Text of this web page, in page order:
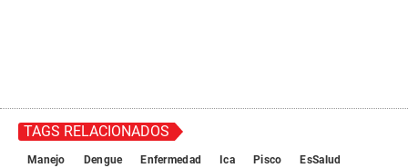
TAGS RELACIONADOS
Manejo Dengue Enfermedad Ica Pisco EsSalud